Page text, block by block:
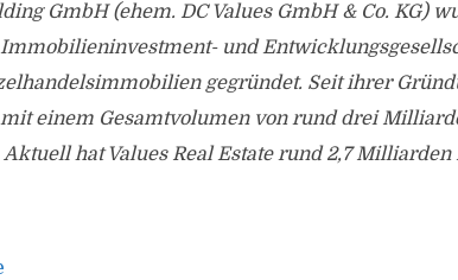
GmbH (ehem. DC Values GmbH & Co. KG)
und
gegründet. Seit ihrer
einem Gesamtvolumen von rund drei
hat Values Real Estate rund 2,7 Milliarden